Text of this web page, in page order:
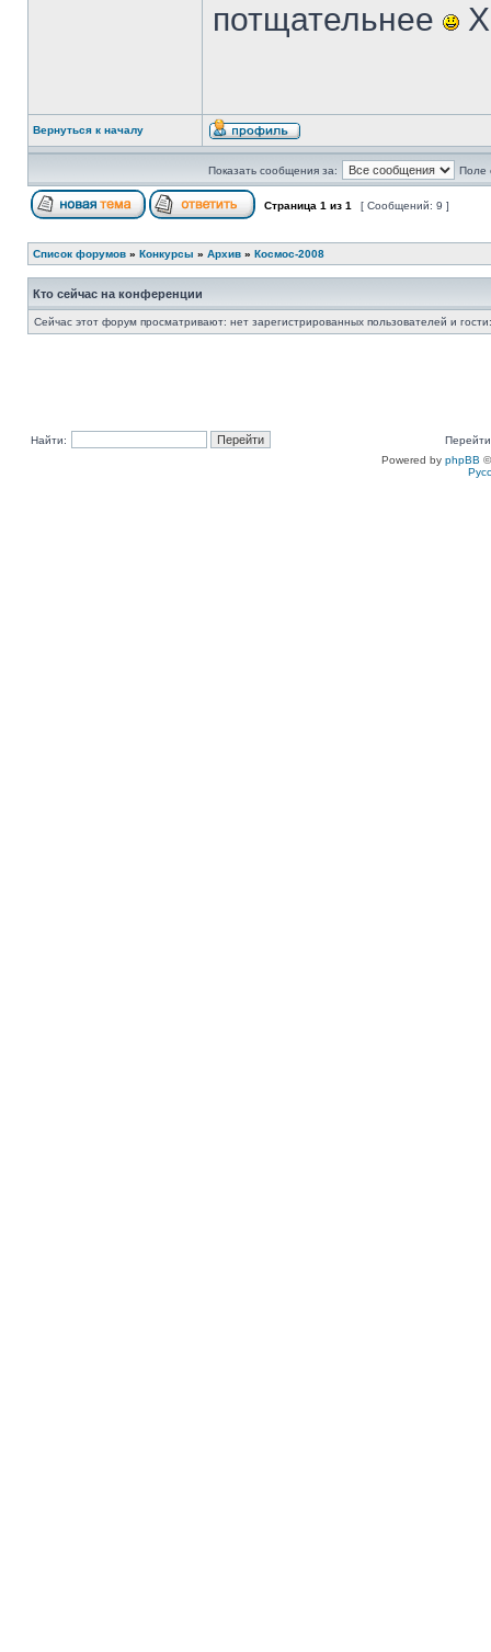
потщательнее
Вернуться к началу
Показать сообщения за: Поле
Страница 1 из 1 [ Сообщений: 9 ]
Список форумов » Конкурсы » Архив » Космос-2008
Кто сейчас на конференции
Сейчас этот форум просматривают: нет зарегистрированных пользователей и
Найти:
Powered by phpBB